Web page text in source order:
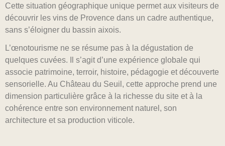
Cette situation géographique unique permet aux visiteurs de
découvrir les vins de Provence dans un cadre authentique,
sans s’éloigner du bassin aixois.
L’œnotourisme ne se résume pas à la dégustation de
quelques cuvées. Il s’agit d’une expérience globale qui
associe patrimoine, terroir, histoire, pédagogie et découverte
sensorielle. Au Château du Seuil, cette approche prend une
dimension particulière grâce à la richesse du site et à la
cohérence entre son environnement naturel, son
architecture et sa production viticole.